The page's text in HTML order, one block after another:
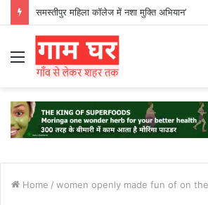
समस्तीपुर महिला कॉलेज में नशा मुक्ति अभियान’
Menu
Home / women openly made fun of on